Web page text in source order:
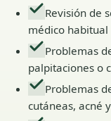
Revisión de
médico habitual
Problemas
palpitaciones o
Problemas
cutáneas, acné